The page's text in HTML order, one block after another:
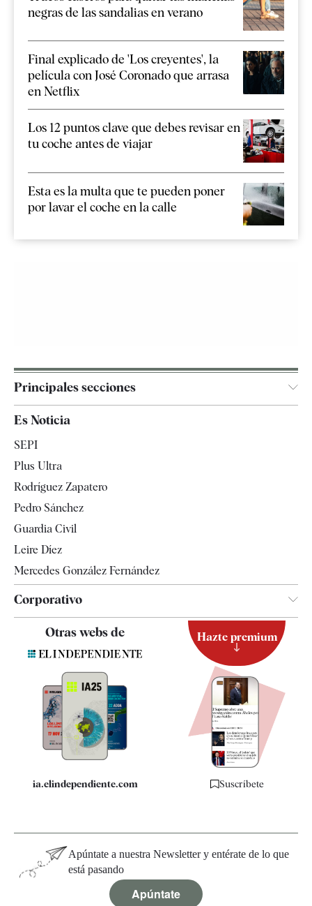
negras de las sandalias en verano
Final explicado de 'Los creyentes', la
película con José Coronado que arrasa
en Netflix
Los 12 puntos clave que debes revisar en
tu coche antes de viajar
Esta es la multa que te pueden poner
por lavar el coche en la calle
Principales secciones
España
Televisión
Es Noticia
SEPI
Plus Ultra
Rodríguez Zapatero
Pedro Sánchez
Guardia Civil
Leire Díez
Mercedes González Fernández
Corporativo
Contacto
Quiénes somos
Especificaciones
Otras webs de
ia.elindependiente.com
Hazte premium
Suscríbete
Apúntate a nuestra Newsletter y entérate de lo que
está pasando
Apúntate